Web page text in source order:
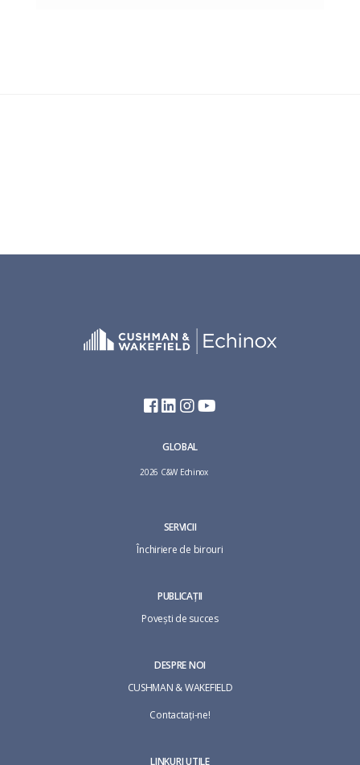
GLOBAL
2026 C&W Echinox
SERVICII
Închiriere de birouri
PUBLICAȚII
Povești de succes
DESPRE NOI
CUSHMAN & WAKEFIELD
Contactaţi-ne!
LINKURI UTILE